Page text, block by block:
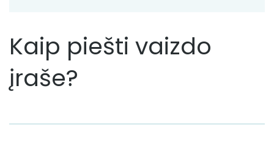
Kaip piešti vaizdo
įraše?